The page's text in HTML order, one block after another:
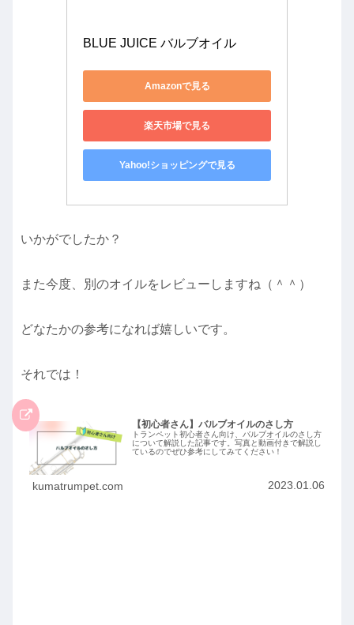
BLUE JUICE バルブオイル
Amazonで見る
楽天市場で見る
Yahoo!ショッピングで見る
いかがでしたか？
また今度、別のオイルをレビューしますね（＾＾）
どなたかの参考になれば嬉しいです。
それでは！
【初心者さん】バルブオイルのさし方
トランペット初心者さん向け、バルブオイルのさし方
について解説した記事です。写真と動画付きで解説し
ているのでぜひ参考にしてみてください！
kumatrumpet.com 2023.01.06